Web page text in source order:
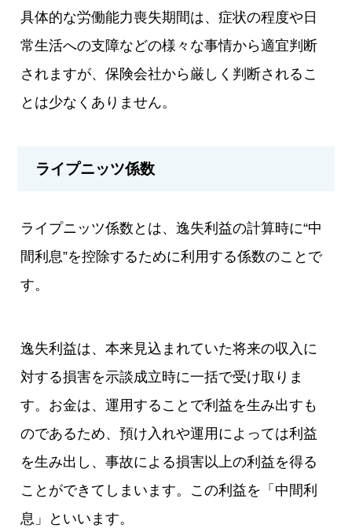
具体的な労働能力喪失期間は、症状の程度や日
常生活への支障などの様々な事情から適宜判断
されますが、保険会社から厳しく判断されるこ
とは少なくありません。
ライプニッツ係数
ライプニッツ係数とは、逸失利益の計算時に“中
間利息”を控除するために利用する係数のことで
す。
逸失利益は、本来見込まれていた将来の収入に
対する損害を示談成立時に一括で受け取りま
す。お金は、運用することで利益を生み出すも
のであるため、預け入れや運用によっては利益
を生み出し、事故による損害以上の利益を得る
ことができてしまいます。この利益を「中間利
息」といいます。